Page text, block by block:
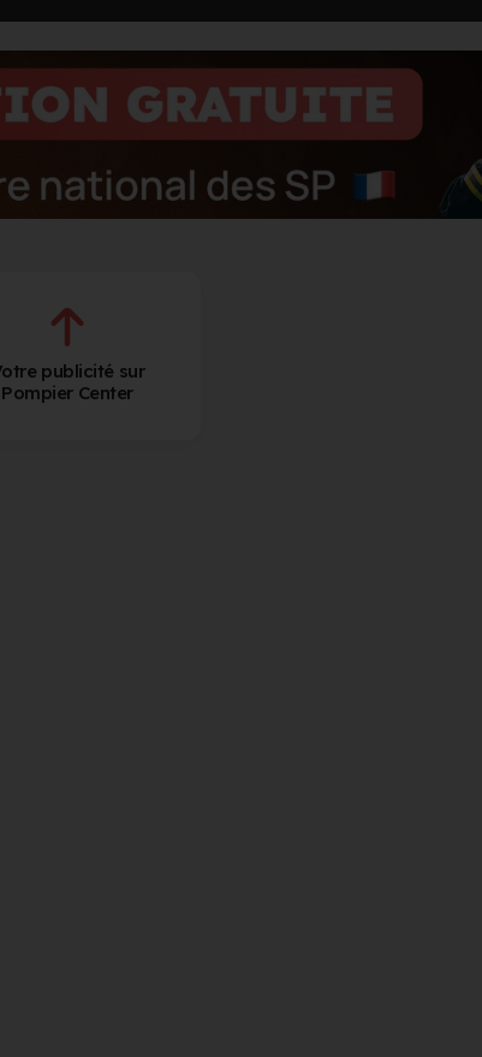
publicité sur
Pompier Center